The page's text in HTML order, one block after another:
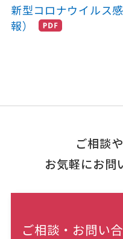
新型コロナウイルス
報）
ご相談
お気軽にお問
ご相談・お問い